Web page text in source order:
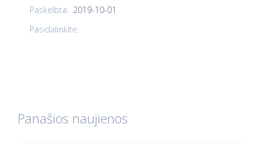
Paskelbta: 2019-10-01
Pasidalinkite:
Panašios naujienos